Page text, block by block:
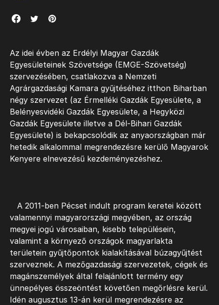
Az idei évben az Erdélyi Magyar Gazdák
Egyesületeinek Szövetsége (EMGE-Szövetség)
szervezésében, csatlakozva a Nemzeti
Agrárgazdasági Kamara gyűjtéséhez itthon Biharban
négy szervezet (az Érmelléki Gazdák Egyesülete, a
Belényesvidéki Gazdák Egyesülete, a Hegyközi
Gazdák Egyesülete illetve a Dél-Bihari Gazdák
Egyesülete) is bekapcsolódik az anyaországban már
hetedik alkalommal megrendezésre kerülő Magyarok
Kenyere elnevezésű kezdeményezéshez.
A 2011-ben Pécset indult program keretei között
valamennyi magyarországi megyében, az ország
megyei jogú városaiban, kisebb településein,
valamint a környező országok magyarlakta
területein gyűjtőpontok kialakításával búzagyűjtést
szerveznek. A mezőgazdasági szervezetek, cégek és
magánszemélyek által felajánlott termény egy
ünnepélyes összeöntést követően megőrlésre kerül.
Idén augusztus 13-án kerül megrendezésre az